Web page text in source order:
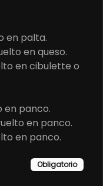
Chef.
salmon, palta,
ORIENTAL EN
en palta.
en queso.
en cibulette o
en panco.
en panco.
en panco.
Obligatorio